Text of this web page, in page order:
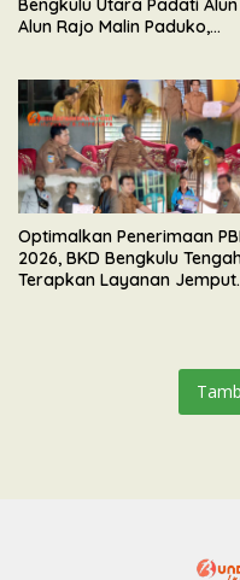
Bengkulu Utara Padati Alun
Alun Rajo Malin Paduko,
Optimalkan Penerimaan
2026, BKD Bengkulu
Terapkan Layanan Jemput